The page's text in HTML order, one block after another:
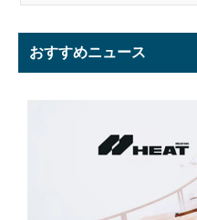
おすすめニュース